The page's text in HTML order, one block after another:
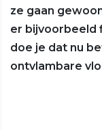
ze gaan
er bijvoorbeeld
doe je dat nu
ontvlambare